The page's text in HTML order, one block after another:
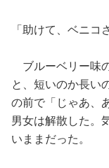
「助けて、ベニコ
ブルーベリー味
と、短いのか長い
の前で「じゃあ、
男女は解散した。
いままだった。